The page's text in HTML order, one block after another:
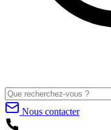
Nous contacter